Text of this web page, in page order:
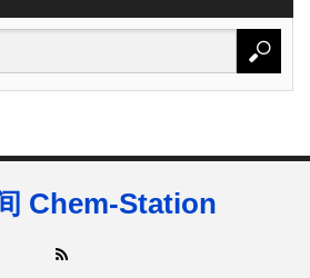
Chem-Station